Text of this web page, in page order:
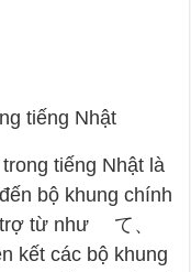
tiếng Nhật
tiếng Nhật là
bộ khung chính
trợ từ như て、
kết các bộ khung